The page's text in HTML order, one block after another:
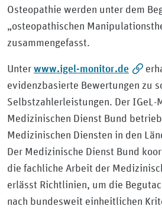
Osteopathie werden unter dem
„osteopathischen
zusammengefasst.
Unterwww.igel-monitor.de
evidenzbasierte Bewertungen zu
Selbstzahlerleistungen. Der IGeL-
Medizinischen Dienst Bund
Medizinischen Diensten in den
Der Medizinische Dienst Bund
die fachliche Arbeit der
erlässt Richtlinien, um die
nach bundesweit einheitlichen